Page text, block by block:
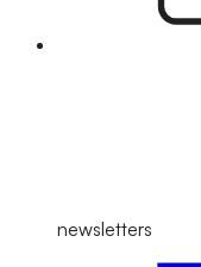
newsletters